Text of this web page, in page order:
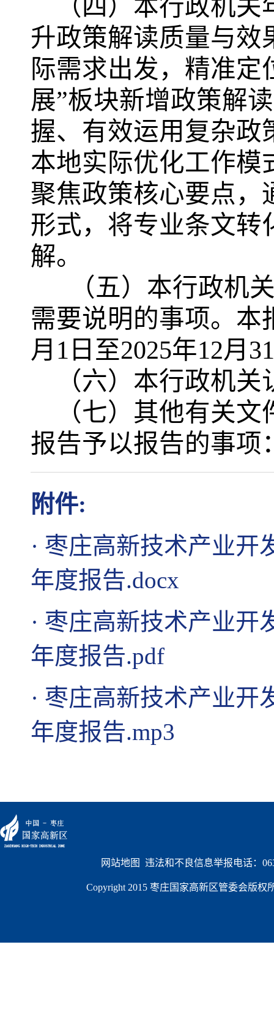
（四）本行政机
升政策解读质量与效
际需求出发，精准
展”板块新增政策解
握、有效运用复杂政
本地实际优化工作模
聚焦政策核心要点，
形式，将专业条文转
解。
（五）本行政机关
需要说明的事项。本
月1日至2025年12月
（六）本行政机
（七）其他有关
报告予以报告的事项
附件:
· 枣庄高新技术产业开
年度报告.docx
· 枣庄高新技术产业开
年度报告.pdf
· 枣庄高新技术产业开
年度报告.mp3
网站地图
违法和不良信息举报电话：
Copyright 2015 枣庄国家高新区管委会版权